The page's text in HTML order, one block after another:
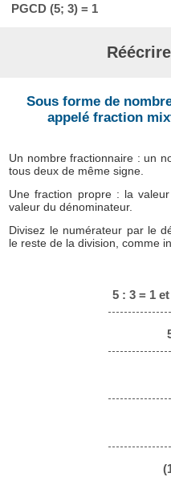
PGCD (5; 3) = 1
Sous forme de
appelé fraction
Un nombre fractionnaire : un
tous deux de même signe.
Une fraction propre : la
valeur du dénominateur.
Divisez le numérateur par le
le reste de la division, comme
5 : 3 = 1